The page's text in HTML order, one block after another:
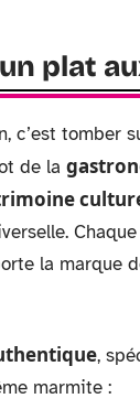
plat
c’est tomber
de la
la marque
,
marmite :